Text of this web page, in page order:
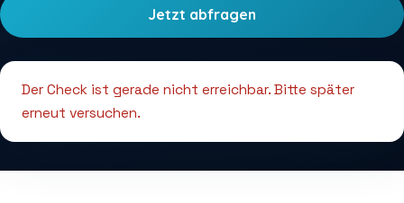
Jetzt abfragen
Der Check ist gerade nicht erreichbar. Bitte später
erneut versuchen.